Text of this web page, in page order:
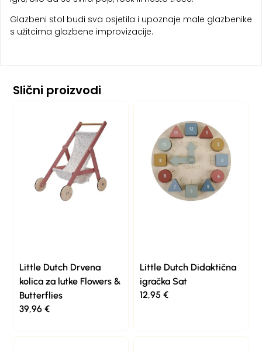
Glazbeni stol budi sva osjetila i upoznaje male glazbenike
s užitcima glazbene improvizacije.
Slični proizvodi
Little Dutch Drvena
kolica za lutke Flowers &
Butterflies
39,96€
Little Dutch Didaktična
igračka Sat
12,95 €